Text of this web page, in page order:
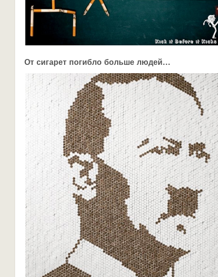
От сигарет погибло больше людей…